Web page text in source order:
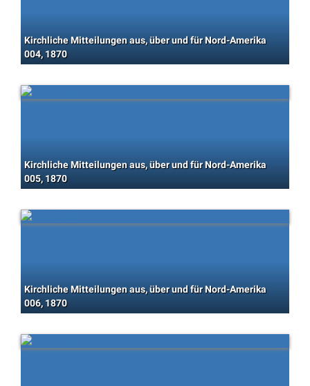
Kirchliche Mitteilungen aus, über und für Nord-Amerika
004, 1870
Kirchliche Mitteilungen aus, über und für Nord-Amerika
005, 1870
Kirchliche Mitteilungen aus, über und für Nord-Amerika
006, 1870